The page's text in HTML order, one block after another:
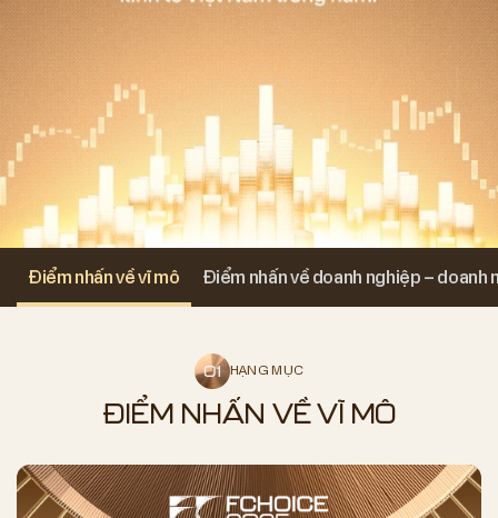
Điểm nhấn về vĩ mô Điểm nhấn về doanh nghiệp – doanh
HẠNG MỤC
ĐIỂM NHẤN VỀ VĨ MÔ